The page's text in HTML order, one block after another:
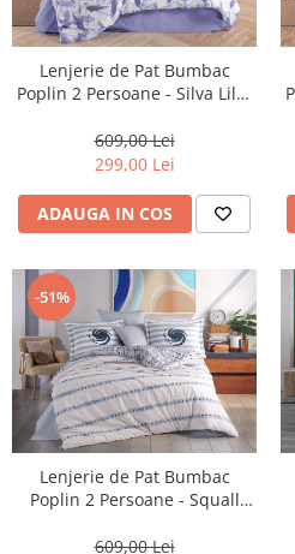
Lenjerie de Pat Bumbac
Poplin 2 Persoane - Silva Lila-
609,00 Lei
299,00 Lei
ADAUGA IN COS
-51%
Lenjerie de Pat Bumbac
Poplin 2 Persoane - Squall
609,00 Lei